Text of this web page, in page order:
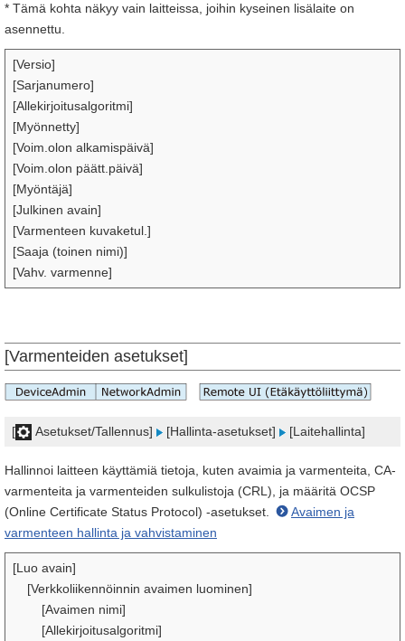
* Tämä kohta näkyy vain laitteissa, joihin kyseinen lisälaite on
asennettu.
[Versio]
[Sarjanumero]
[Allekirjoitusalgoritmi]
[Myönnetty]
[Voim.olon alkamispäivä]
[Voim.olon päätt.päivä]
[Myöntäjä]
[Julkinen avain]
[Varmenteen kuvaketul.]
[Saaja (toinen nimi)]
[Vahv. varmenne]
[Varmenteiden asetukset]
[ Asetukset/Tallennus] [Hallinta-asetukset] [Laitehallinta]
Hallinnoi laitteen käyttämiä tietoja, kuten avaimia ja varmenteita, CA-
varmenteita ja varmenteiden sulkulistoja (CRL), ja määritä OCSP
(Online Certificate Status Protocol) -asetukset.
Avaimen ja
varmenteen hallinta ja vahvistaminen
[Luo avain]
[Verkkoliikennöinnin avaimen luominen]
[Avaimen nimi]
[Allekirjoitusalgoritmi]